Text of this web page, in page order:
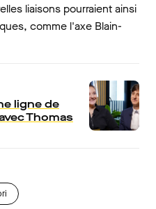
liaisons pourraient ainsi
comme l'axe Blain-
ligne de
Thomas